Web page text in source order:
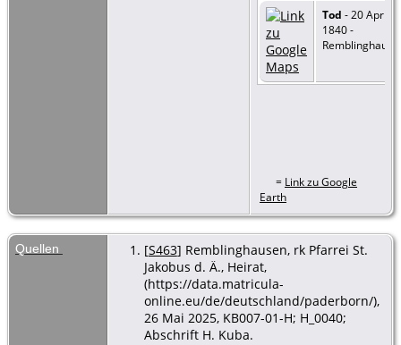
Tod - 20 Apr
1840 -
= Link zu Google
Earth
Quellen [S463] Remblinghausen, rk Pfarrei St.
Jakobus d. Ä., Heirat,
(https://data.matricula-
online.eu/de/deutschland/paderborn/),
26 Mai 2025, KB007-01-H; H_0040;
Abschrift H. Kuba.